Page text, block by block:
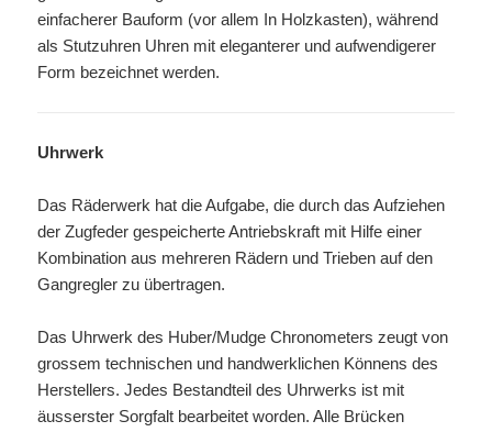
einfacherer Bauform (vor allem In Holzkasten), während
als Stutzuhren Uhren mit eleganterer und aufwendigerer
Form bezeichnet werden.
Uhrwerk
Das Räderwerk hat die Aufgabe, die durch das Aufziehen
der Zugfeder gespeicherte Antriebskraft mit Hilfe einer
Kombination aus mehreren Rädern und Trieben auf den
Gangregler zu übertragen.
Das Uhrwerk des Huber/Mudge Chronometers zeugt von
grossem technischen und handwerklichen Könnens des
Herstellers. Jedes Bestandteil des Uhrwerks ist mit
äusserster Sorgfalt bearbeitet worden. Alle Brücken